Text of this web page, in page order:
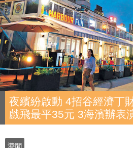
夜繽紛啟動 4招谷經濟丁
戲飛最平35元 3海濱辦表
港聞